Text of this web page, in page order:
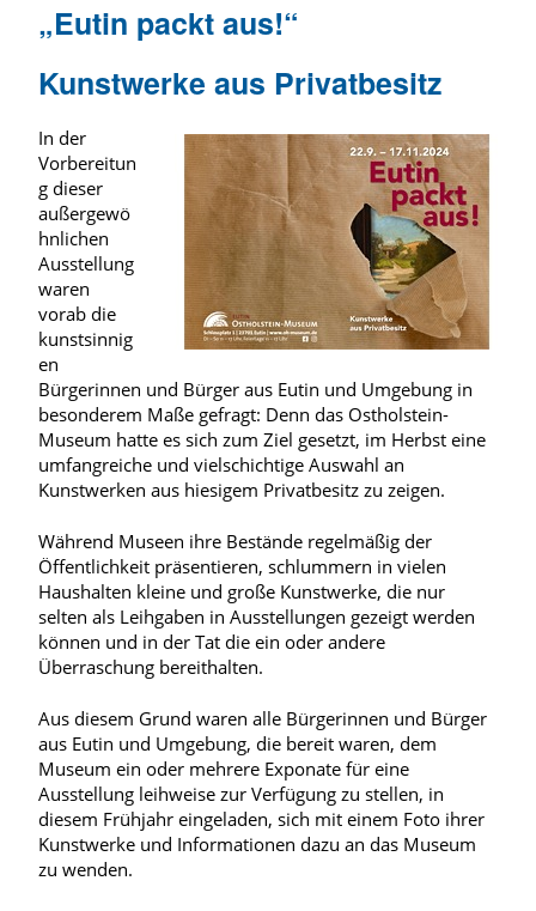
„Eutin packt aus!“
Kunstwerke aus Privatbesitz
In der
Vorbereitun
g dieser
außergewö
hnlichen
Ausstellung
waren
vorab die
kunstsinnig
en
Bürgerinnen und Bürger aus Eutin und Umgebung in
besonderem Maße gefragt: Denn das Ostholstein-
Museum hatte es sich zum Ziel gesetzt, im Herbst eine
umfangreiche und vielschichtige Auswahl an
Kunstwerken aus hiesigem Privatbesitz zu zeigen.
Während Museen ihre Bestände regelmäßig der
Öffentlichkeit präsentieren, schlummern in vielen
Haushalten kleine und große Kunstwerke, die nur
selten als Leihgaben in Ausstellungen gezeigt werden
können und in der Tat die ein oder andere
Überraschung bereithalten.
Aus diesem Grund waren alle Bürgerinnen und Bürger
aus Eutin und Umgebung, die bereit waren, dem
Museum ein oder mehrere Exponate für eine
Ausstellung leihweise zur Verfügung zu stellen, in
diesem Frühjahr eingeladen, sich mit einem Foto ihrer
Kunstwerke und Informationen dazu an das Museum
zu wenden.